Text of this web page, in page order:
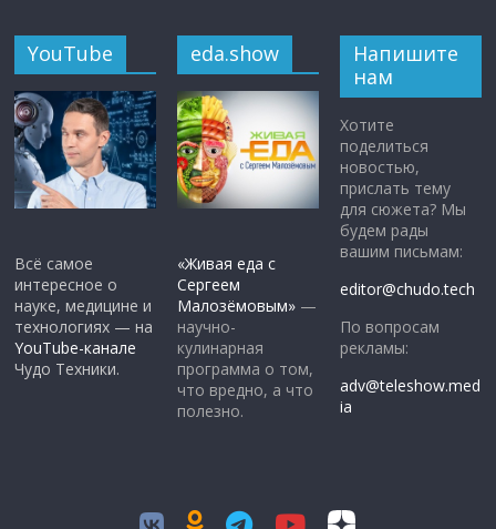
YouTube
Всё самое
интересное о
науке, медицине и
технологиях — на
YouTube-канале
Чудо Техники.
eda.show
«Живая еда с
Сергеем
Малозёмовым» —
научно-
кулинарная
программа о том,
что вредно, а что
полезно.
Напишите
нам
Хотите
поделиться
новостью,
прислать тему
для сюжета? Мы
будем рады
вашим письмам:
editor@chudo.tech
По вопросам
рекламы:
adv@teleshow.med
ia